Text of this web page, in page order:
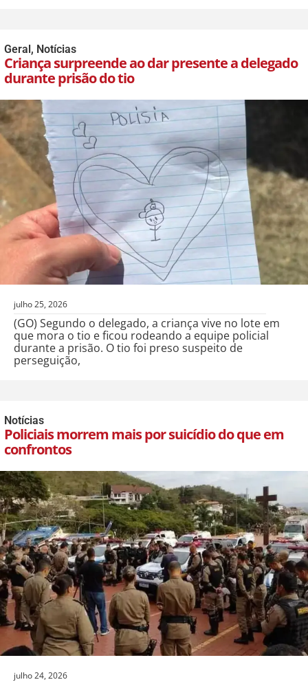
Geral , Notícias
Criança surpreende ao dar presente a delegado
durante prisão do tio
julho 25, 2026
(GO) Segundo o delegado, a criança vive no lote em
que mora o tio e ficou rodeando a equipe policial
durante a prisão. O tio foi preso suspeito de
perseguição,
Notícias
Policiais morrem mais por suicídio do que em
confrontos
julho 24, 2026